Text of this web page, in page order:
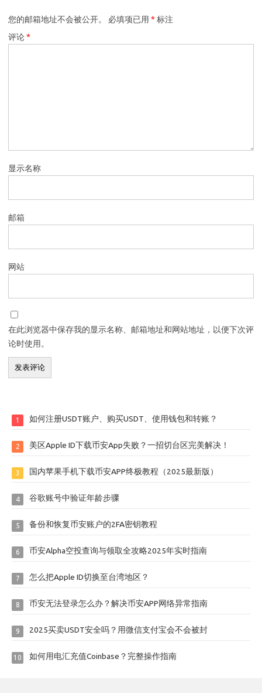
您的邮箱地址不会被公开。 必填项已用 * 标注
评论*
显示名称
邮箱
网站
在此浏览器中保存我的显示名称、邮箱地址和网站地址，以便下次评
论时使用。
1 如何注册USDT账户、购买USDT、使用钱包和转账？
2 美区Apple ID下载币安App失败？一招切台区完美解决！
3 国内苹果手机下载币安APP终极教程（2025最新版）
4 谷歌账号中验证年龄步骤
5 备份和恢复币安账户的2FA密钥教程
6 币安Alpha空投查询与领取全攻略2025年实时指南
7 怎么把Apple ID切换至台湾地区？
8 币安无法登录怎么办？解决币安APP网络异常指南
9 2025买卖USDT安全吗？用微信支付宝会不会被封
10 如何用电汇充值Coinbase？完整操作指南